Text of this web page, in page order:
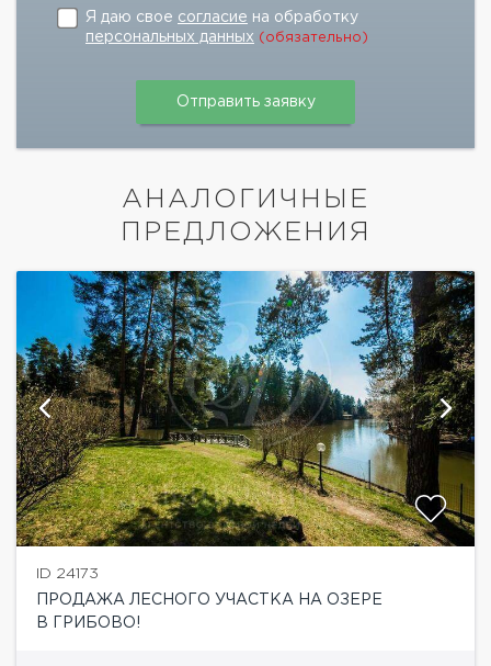
Я даю свое согласие на обработку
персональных данных (обязательно)
АНАЛОГИЧНЫЕ
ПРЕДЛОЖЕНИЯ
ID 24173
ПРОДАЖА ЛЕСНОГО УЧАСТКА НА ОЗЕРЕ
В ГРИБОВО!